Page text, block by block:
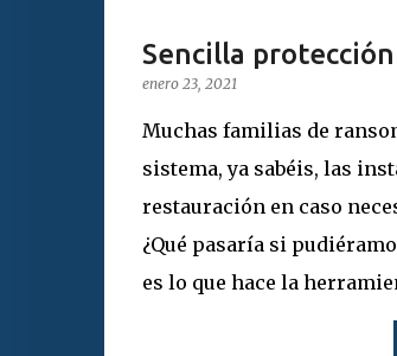
Sencilla
enero 23, 2021
Muchas familias de
sistema, ya sabéis, las
restauración en caso
¿Qué pasaría si
es lo que hace la